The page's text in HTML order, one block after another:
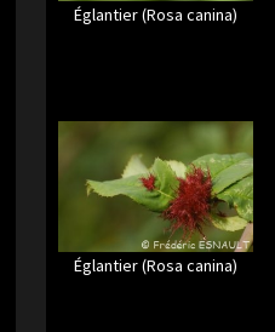
Églantier (Rosa canina)
Églantier (Rosa canina)